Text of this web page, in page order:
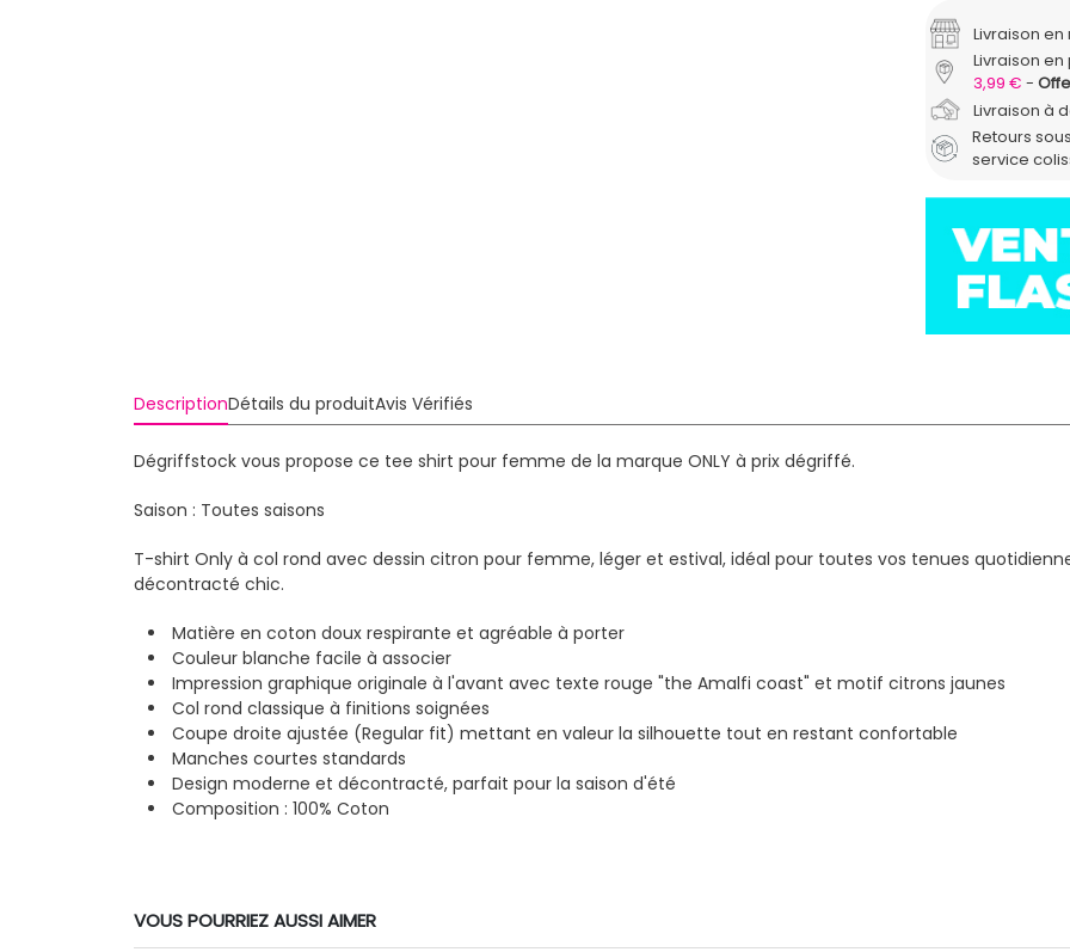
Livraison
Livraison
3,99 €
Livraison à
Retours
service
DescriptionDétails du produitAvis Vérifiés
Dégriffstock vous propose ce tee shirt pour femme de la marque ONLY à prix dégriffé.
Saison : Toutes saisons
T-shirt Only à col rond avec dessin citron pour femme, léger et estival, idéal pour toutes vos tenues
décontracté chic.
Matière en coton doux respirante et agréable à porter
Couleur blanche facile à associer
Impression graphique originale à l'avant avec texte rouge "the Amalfi coast" et motif citrons jaunes
Col rond classique à finitions soignées
Coupe droite ajustée (Regular fit) mettant en valeur la silhouette tout en restant confortable
Manches courtes standards
Design moderne et décontracté, parfait pour la saison d'été
Composition : 100% Coton
VOUS POURRIEZ AUSSI AIMER